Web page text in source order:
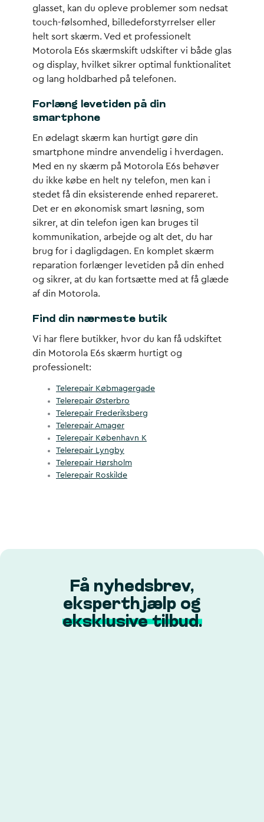
glasset, kan du opleve problemer som nedsat
touch-følsomhed, billedeforstyrrelser eller
helt sort skærm. Ved et professionelt
Motorola E6s skærmskift udskifter vi både glas
og display, hvilket sikrer optimal funktionalitet
og lang holdbarhed på telefonen.
Forlæng levetiden på din
smartphone
En ødelagt skærm kan hurtigt gøre din
smartphone mindre anvendelig i hverdagen.
Med en ny skærm på Motorola E6s behøver
du ikke købe en helt ny telefon, men kan i
stedet få din eksisterende enhed repareret.
Det er en økonomisk smart løsning, som
sikrer, at din telefon igen kan bruges til
kommunikation, arbejde og alt det, du har
brug for i dagligdagen. En komplet skærm
reparation forlænger levetiden på din enhed
og sikrer, at du kan fortsætte med at få glæde
af din Motorola.
Find din nærmeste butik
Vi har flere butikker, hvor du kan få udskiftet
din Motorola E6s skærm hurtigt og
professionelt:
Telerepair Købmagergade
Telerepair Østerbro
Telerepair Frederiksberg
Telerepair Amager
Telerepair København K
Telerepair Lyngby
Telerepair Hørsholm
Telerepair Roskilde
Få nyhedsbrev,
eksperthjælp og
eksklusive tilbud.